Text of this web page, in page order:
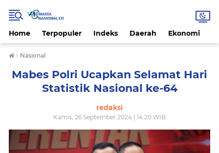
Home Terpopuler Indeks Daerah Ekonomi
› Nasional
Mabes Polri Ucapkan Selamat Hari
Statistik Nasional ke-64
redaksi
Kamis, 26 September 2024 | 14.20 WIB